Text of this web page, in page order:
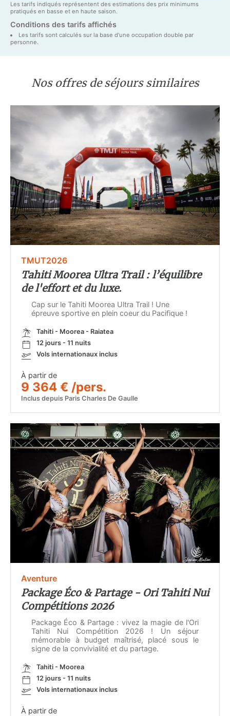
Les tarifs indiqués représentent des estimations des prix minimums
pratiqués en basse et en haute saison.
Conditions des tarifs affichés
Les tarifs sont calculés sur la base d'une occupation double par
personne.
Nos offres de séjours similaires
TMUT2026
Tahiti Moorea Ultra Trail : l’équilibre
de l'effort et du luxe.
Cap sur le Tahiti Moorea Ultra Trail ! Une
épreuve sportive en plein coeur du Pacifique !
Tahiti - Moorea - Raiatea
12 jours - 11 nuits
Vols internationaux inclus
À partir de
9 364 € /pers.
Inclus depuis Paris Charles De Gaulle
Aventure
Package Éco & Partage - Ori Tahiti Nui
Compétitions 2026
Package Éco & Partage : vivez la magie de l'Ori
Tahiti Nui Compétition 2026 ! Un séjour
mémorable à budget maîtrisé, placé sous le
signe de la convivialité et du partage.
Tahiti - Moorea
12 jours - 11 nuits
Vols internationaux inclus
À partir de